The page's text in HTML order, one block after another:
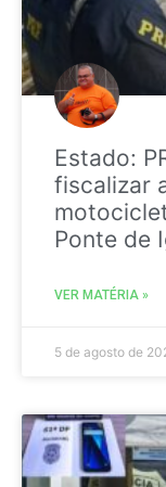
Estado:
fiscalizar
Ponte de
VER MATÉRIA »
5 de agosto de